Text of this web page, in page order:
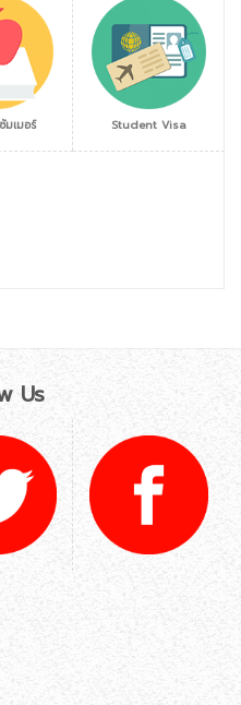
มเมอร์ Student Visa
Us